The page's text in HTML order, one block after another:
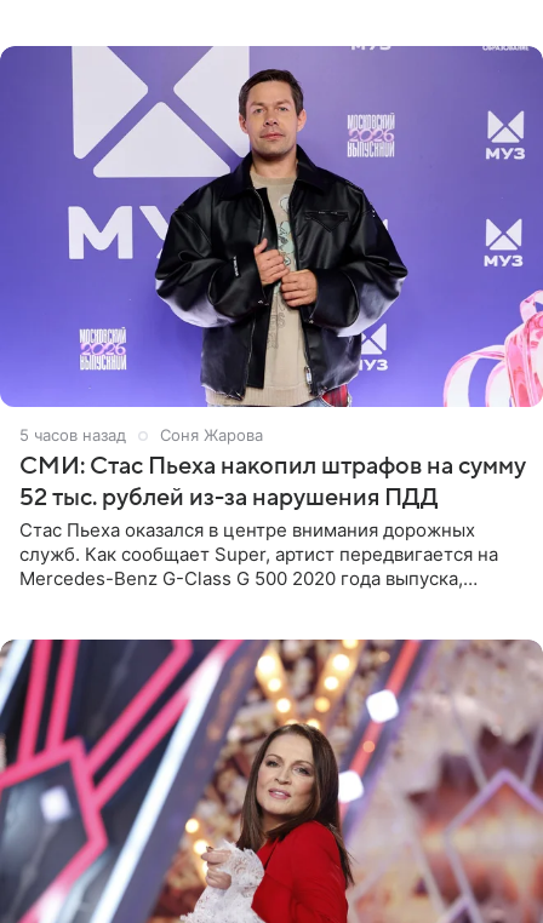
5 часов назад Соня Жарова
СМИ: Стас Пьеха накопил штрафов на сумму
52 тыс. рублей из-за нарушения ПДД
Стас Пьеха оказался в центре внимания дорожных
служб. Как сообщает Super, артист передвигается на
Mercedes-Benz G-Class G 500 2020 года выпуска,